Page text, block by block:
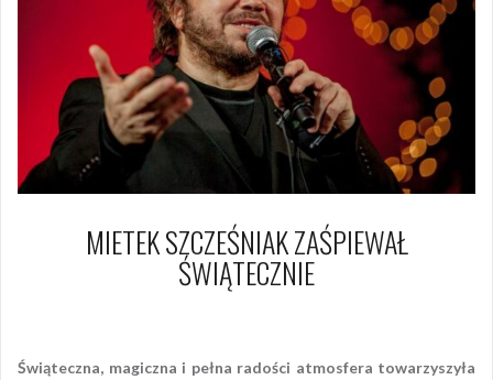
MIETEK SZCZEŚNIAK ZAŚPIEWAŁ
ŚWIĄTECZNIE
Świąteczna, magiczna i pełna radości atmosfera towarzyszyła